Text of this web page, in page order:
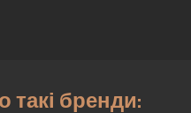
такі бренди: